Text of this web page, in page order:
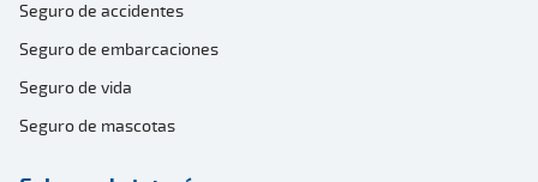
Seguro de accidentes
Seguro de embarcaciones
Seguro de vida
Seguro de mascotas